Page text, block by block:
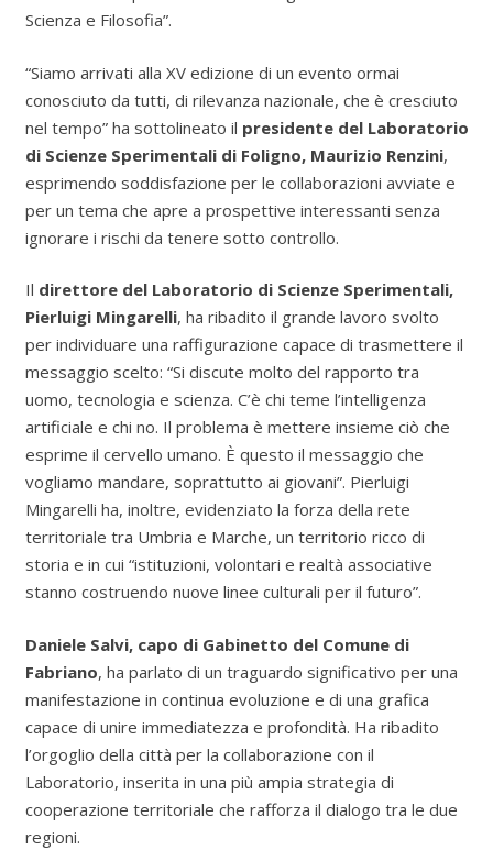
Scienza e Filosofia”.
“Siamo arrivati alla XV edizione di un evento ormai
conosciuto da tutti, di rilevanza nazionale, che è cresciuto
nel tempo” ha sottolineato il presidente del Laboratorio
di Scienze Sperimentali di Foligno, Maurizio Renzini,
esprimendo soddisfazione per le collaborazioni avviate e
per un tema che apre a prospettive interessanti senza
ignorare i rischi da tenere sotto controllo.
Il direttore del Laboratorio di Scienze Sperimentali,
Pierluigi Mingarelli, ha ribadito il grande lavoro svolto
per individuare una raffigurazione capace di trasmettere il
messaggio scelto: “Si discute molto del rapporto tra
uomo, tecnologia e scienza. C’è chi teme l’intelligenza
artificiale e chi no. Il problema è mettere insieme ciò che
esprime il cervello umano. È questo il messaggio che
vogliamo mandare, soprattutto ai giovani”. Pierluigi
Mingarelli ha, inoltre, evidenziato la forza della rete
territoriale tra Umbria e Marche, un territorio ricco di
storia e in cui “istituzioni, volontari e realtà associative
stanno costruendo nuove linee culturali per il futuro”.
Daniele Salvi, capo di Gabinetto del Comune di
Fabriano, ha parlato di un traguardo significativo per una
manifestazione in continua evoluzione e di una grafica
capace di unire immediatezza e profondità. Ha ribadito
l’orgoglio della città per la collaborazione con il
Laboratorio, inserita in una più ampia strategia di
cooperazione territoriale che rafforza il dialogo tra le due
regioni.